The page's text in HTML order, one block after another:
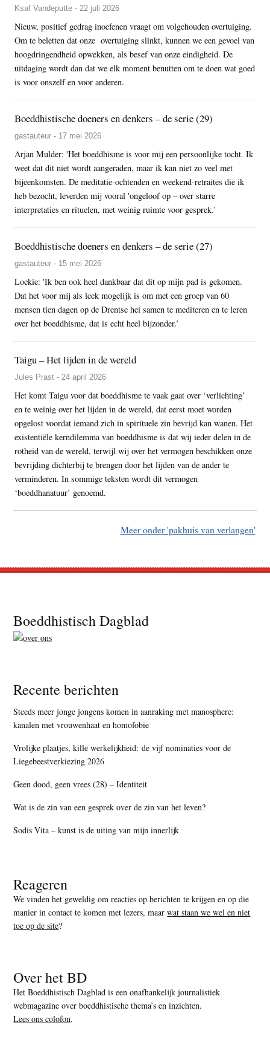
Ksaf Vandeputte - 22 juli 2026
Nieuw, positief gedrag inoefenen vraagt om volgehouden overtuiging.
Om te beletten dat onze overtuiging slinkt, kunnen we een gevoel van
hoogdringendheid opwekken, als besef van onze eindigheid. De
uitdaging wordt dan dat we elk moment benutten om te doen wat goed
is voor onszelf en voor anderen.
Boeddhistische doeners en denkers – de serie (29)
gastauteur - 17 mei 2026
Arjan Mulder: 'Het boeddhisme is voor mij een persoonlijke tocht. Ik
weet dat dit niet wordt aangeraden, maar ik kan niet zo veel met
bijeenkomsten. De meditatie-ochtenden en weekend-retraites die ik
heb bezocht, leverden mij vooral 'ongeloof op – over starre
interpretaties en rituelen, met weinig ruimte voor gesprek.'
Boeddhistische doeners en denkers – de serie (27)
gastauteur - 15 mei 2026
Loekie: 'Ik ben ook heel dankbaar dat dit op mijn pad is gekomen.
Dat het voor mij als leek mogelijk is om met een groep van 60
mensen tien dagen op de Drentse hei samen te mediteren en te leren
over het boeddhisme, dat is echt heel bijzonder.’
Taigu – Het lijden in de wereld
Jules Prast - 24 april 2026
Het komt Taigu voor dat boeddhisme te vaak gaat over ‘verlichting’
en te weinig over het lijden in de wereld, dat eerst moet worden
opgelost voordat iemand zich in spirituele zin bevrijd kan wanen. Het
existentiële kerndilemma van boeddhisme is dat wij ieder delen in de
rotheid van de wereld, terwijl wij over het vermogen beschikken onze
bevrijding dichterbij te brengen door het lijden van de ander te
verminderen. In sommige teksten wordt dit vermogen
‘boeddhanatuur’ genoemd.
Meer onder 'pakhuis van verlangen'
Footer
Boeddhistisch Dagblad
Recente berichten
Steeds meer jonge jongens komen in aanraking met manosphere:
kanalen met vrouwenhaat en homofobie
Vrolijke plaatjes, kille werkelijkheid: de vijf nominaties voor de
Liegebeestverkiezing 2026
Geen dood, geen vrees (28) – Identiteit
Wat is de zin van een gesprek over de zin van het leven?
Sodis Vita – kunst is de uiting van mijn innerlijk
Reageren
We vinden het geweldig om reacties op berichten te krijgen en op die
manier in contact te komen met lezers, maarwat staan we wel en niet
toe op de site?
Over het BD
Het Boeddhistisch Dagblad is een onafhankelijk journalistiek
webmagazine over boeddhistische thema’s en inzichten.
Lees ons colofon.